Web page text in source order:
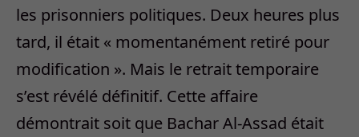
les prisonniers politiques. Deux heures plus
tard, il était « momentanément retiré pour
modification ». Mais le retrait temporaire
s’est révélé définitif. Cette affaire
démontrait soit que Bachar Al-Assad était